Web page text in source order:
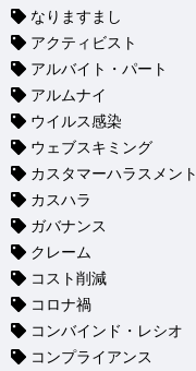
なりますまし
アクティビスト
アルバイト・パート
アルムナイ
ウイルス感染
ウェブスキミング
カスタマーハラスメント
カスハラ
ガバナンス
クレーム
コスト削減
コロナ禍
コンバインド・レシオ
コンプライアンス